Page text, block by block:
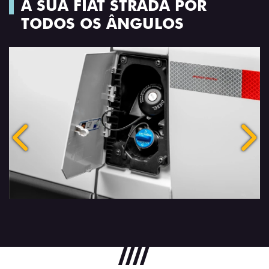
A SUA FIAT STRADA POR
TODOS OS ÂNGULOS
Anterior